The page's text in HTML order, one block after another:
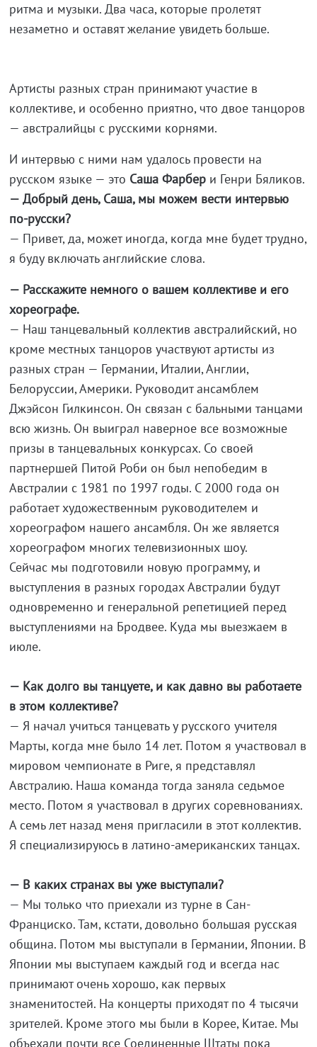
ритма и музыки. Два часа, которые пролетят
незаметно и оставят желание увидеть больше.
Артисты разных стран принимают участие в
коллективе, и особенно приятно, что двое танцоров
— австралийцы с русскими корнями.
И интервью с ними нам удалось провести на
русском языке — это Саша Фарбери Генри Бяликов.
— Добрый день, Саша, мы можем вести интервью
по-русски?
— Привет, да, может иногда, когда мне будет трудно,
я буду включать английские слова.
— Расскажите немного о вашем коллективе и его
хореографе.
— Наш танцевальный коллектив австралийский, но
кроме местных танцоров участвуют артисты из
разных стран — Германии, Италии, Англии,
Белоруссии, Америки. Руководит ансамблем
Джэйсон Гилкинсон. Он связан с бальными танцами
всю жизнь. Он выиграл наверное все возможные
призы в танцевальных конкурсах. Со своей
партнершей Питой Роби он был непобедим в
Австралии с 1981 по 1997 годы. С 2000 года он
работает художественным руководителем и
хореографом нашего ансамбля. Он же является
хореографом многих телевизионных шоу.
Сейчас мы подготовили новую программу, и
выступления в разных городах Австралии будут
одновременно и генеральной репетицией перед
выступлениями на Бродвее. Куда мы выезжаем в
июле.
— Как долго вы танцуете, и как давно вы работаете
в этом коллективе?
— Я начал учиться танцевать у русского учителя
Марты, когда мне было 14 лет. Потом я участвовал в
мировом чемпионате в Риге, я представлял
Австралию. Наша команда тогда заняла седьмое
место. Потом я участвовал в других соревнованиях.
А семь лет назад меня пригласили в этот коллектив.
Я специализируюсь в латино-американских танцах.
— В каких странах вы уже выступали?
— Мы только что приехали из турне в Сан-
Франциско. Там, кстати, довольно большая русская
община. Потом мы выступали в Германии, Японии. В
Японии мы выступаем каждый год и всегда нас
принимают очень хорошо, как первых
знаменитостей. На концерты приходят по 4 тысячи
зрителей. Кроме этого мы были в Корее, Китае. Мы
объехали почти все Соединенные Штаты пока